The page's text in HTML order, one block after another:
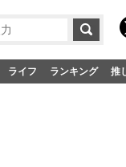
ライフ ランキング 推